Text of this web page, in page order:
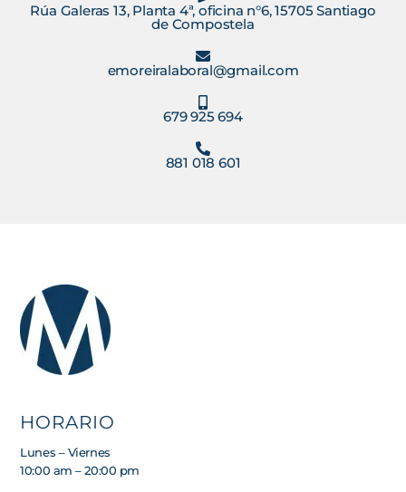
Rúa Galeras 13, Planta 4ª, oficina n°6, 15705 Santiago
de Compostela
emoreiralaboral@gmail.com
679 925 694
881 018 601
HORARIO
Lunes – Viernes
10:00 am – 20:00 pm